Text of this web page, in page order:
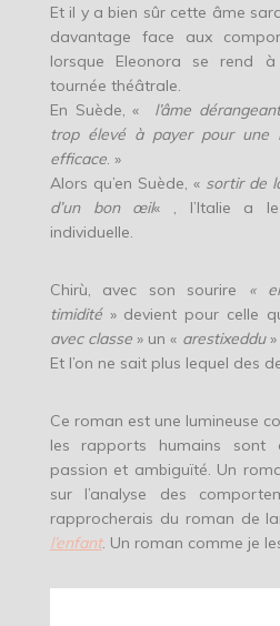
Et il y a bien sûr cette âme
davantage face aux
lorsque Eleonora se rend
tournée théâtrale.
En Suède, «
l’âme
trop élevé à payer pour une
efficace. »
Alors qu’en Suède, « sortir de
d’un bon œil« , l’Italie a le
individuelle.
Chirù, avec son sourire «
timidité» devient pour celle
avec classe» un « arestixeddu»
Et l’on ne sait plus lequel des
Ce roman est une lumineuse
les rapports humains sont
passion et ambiguïté. Un
sur l’analyse des
rapprocherais du roman de
l’enfant. Un roman comme je